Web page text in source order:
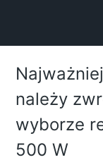
należy
wyborze
500 W